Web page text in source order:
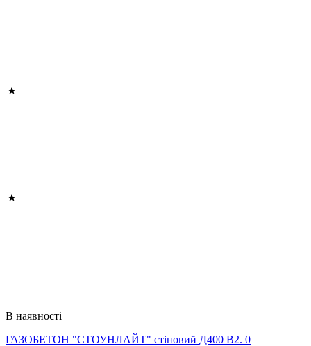
В наявності
ГАЗОБЕТОН "СТОУНЛАЙТ" стіновий Д400 В2. 0